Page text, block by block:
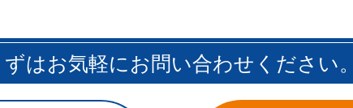
ずはお気軽にお問い合わせください